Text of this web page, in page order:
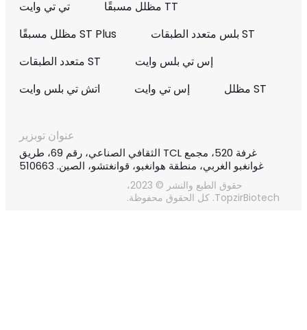
TT مظلل مسبقًا
تي تي وايت
ST بلس متعدد الطبقات
ST Plus مظلل مسبقًا
إس تي بلس وايت
ST متعدد الطبقات
ST مظلل
إس تي وايت اتش تي بلس وايت
حقوق الطبع والنشر © 2023،
TopzirBiotech. كل الحقوق محفوظة.
عنوان توبزير
غرفة 520، مجمع TCL الثقافي الصناعي، رقم 69، طريق
غوانغبو الغربي، منطقة هوانغبو، قوانغتشو، الصين. 510663